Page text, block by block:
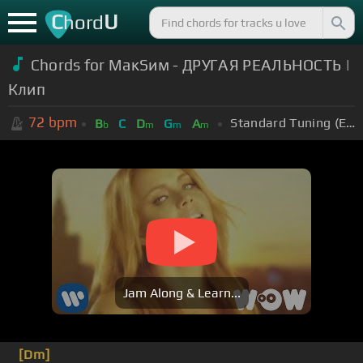
ChordU
Chords for МакSим - ДРУГАЯ РЕАЛЬНОСТЬ |
Клип
72 bpm Bb C Dm Gm Am Standard Tuning (EADGBE)
Jam Along & Learn...
[Dm]